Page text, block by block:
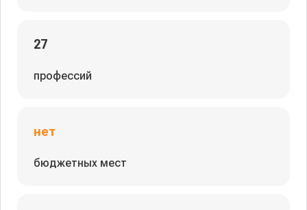
27
профессий
нет
бюджетных мест